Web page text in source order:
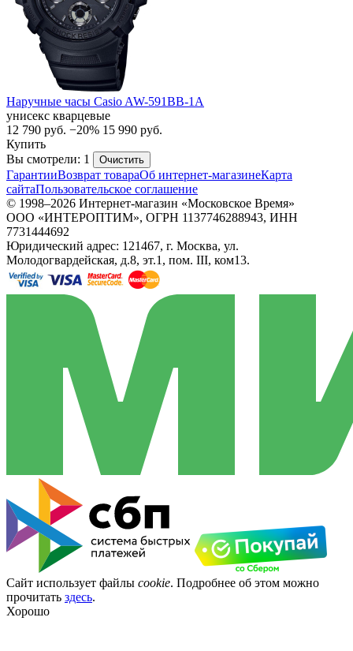
Наручные часы Casio AW-591BB-1A
унисекс кварцевые
12 790 руб. −20% 15 990 руб.
Купить
Вы смотрели: 1
Очистить
ГарантииВозврат товараОб интернет-магазинеКарта
сайтаПользовательское соглашение
© 1998–2026 Интернет-магазин «Московское Время»
ООО «ИНТЕРОПТИМ», ОГРН 1137746288943, ИНН
7731444692
Юридический адрес: 121467, г. Москва, ул.
Молодогвардейская, д.8, эт.1, пом. III, ком13.
Сайт использует файлы cookie. Подробнее об этом можно
прочитать здесь.
Хорошо